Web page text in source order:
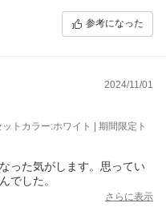
参考になった
2024/11/01
トカラー:ホワイト | 期間限定ト
った気がします。思ってい
でした。
さらに表示